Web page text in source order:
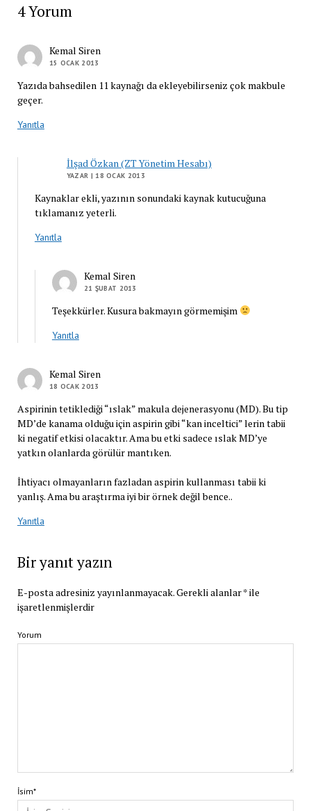
4 Yorum
Kemal Siren
15 OCAK 2013
Yazıda bahsedilen 11 kaynağı da ekleyebilirseniz çok makbule
geçer.
Yanıtla
İlşad Özkan (ZT Yönetim Hesabı)
YAZAR | 18 OCAK 2013
Kaynaklar ekli, yazının sonundaki kaynak kutucuğuna
tıklamanız yeterli.
Yanıtla
Kemal Siren
21 ŞUBAT 2013
Teşekkürler. Kusura bakmayın görmemişim
Yanıtla
Kemal Siren
18 OCAK 2013
Aspirinin tetiklediği “ıslak” makula dejenerasyonu (MD). Bu tip
MD’de kanama olduğu için aspirin gibi “kan inceltici” lerin tabii
ki negatif etkisi olacaktır. Ama bu etki sadece ıslak MD’ye
yatkın olanlarda görülür mantıken.
İhtiyacı olmayanların fazladan aspirin kullanması tabii ki
yanlış. Ama bu araştırma iyi bir örnek değil bence..
Yanıtla
Bir yanıt yazın
E-posta adresiniz yayınlanmayacak.Gerekli alanlar*ile
işaretlenmişlerdir
Yorum
İsim*